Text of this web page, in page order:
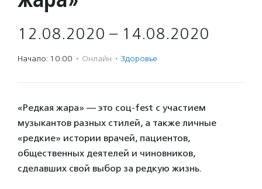
12.08.2020 – 14.08.2020
Начало: 10:00 · Онлайн · Здоровье
«Редкая жара» — это соц-fest c участием
музыкантов разных стилей, а также личные
«редкие» истории врачей, пациентов,
общественных деятелей и чиновников,
сделавших свой выбор за редкую жизнь.